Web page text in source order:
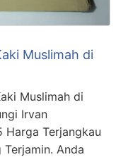
Muslimah di
Muslimah di
Irvan
Terjangkau
Terjamin. Anda